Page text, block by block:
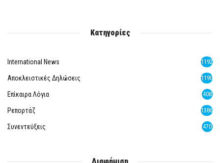
Κατηγορίες
International News 1192
Αποκλειστικές Δηλώσεις 1190
Επίκαιρα Λόγια 408
Ρεπορτάζ 1386
Συνεντεύξεις 470